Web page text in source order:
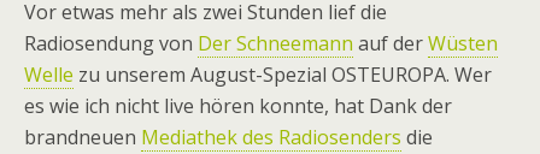
Vor etwas mehr als zwei Stunden lief die
Radiosendung von Der Schneemann auf derWüsten
Welle zu unserem August-Spezial OSTEUROPA. Wer
es wie ich nicht live hören konnte, hat Dank der
brandneuen Mediathek des Radiosenders die